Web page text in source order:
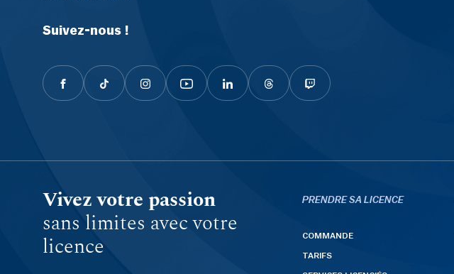
Suivez-nous !
Vivez votre passion
sans limites avec votre
licence
PRENDRE SA LICENCE
COMMANDE
TARIFS